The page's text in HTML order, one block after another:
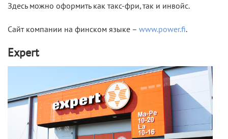
Здесь можно оформить как такс-фри, так и инвойс.
Сайт компании на финском языке – www.power.fi.
Expert